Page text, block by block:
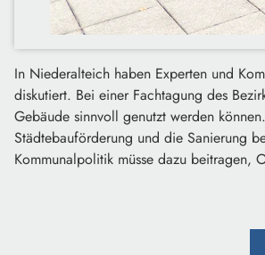
In Niederalteich haben Experten und
diskutiert. Bei einer Fachtagung des
Gebäude sinnvoll genutzt werden
Städtebauförderung und die Sanierung
Kommunalpolitik müsse dazu beitragen,